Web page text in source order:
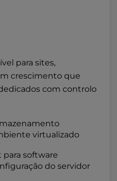
para sites,
crescimento que
com controlo
virtualizado
para software
do servidor